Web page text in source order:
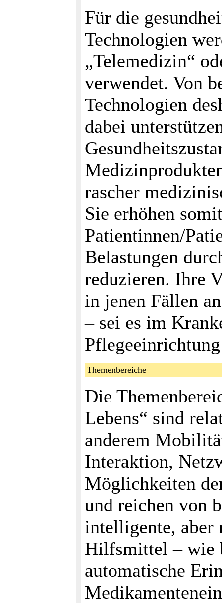
Für die
Technologien
„Telemedizin“
verwendet. Von
Technologien
dabei
rascher
Sie erhöhen
Patientinnen/
Belastungen
reduzieren. Ihre
in jenen Fällen
– sei es im
Themenbereiche
Die
Lebens“ sind
anderem
Interaktion,
Möglichkeiten
und reichen von
intelligente, aber
Hilfsmittel – wie
automatische